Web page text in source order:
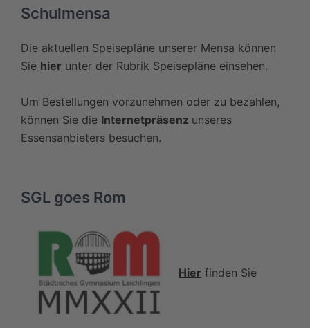
Schulmensa
Die aktuellen Speisepläne unserer Mensa können
Sie hier unter der Rubrik Speisepläne einsehen.
Um Bestellungen vorzunehmen oder zu bezahlen,
können Sie die Internetpräsenz unseres
Essensanbieters besuchen.
SGL goes Rom
Hier finden Sie